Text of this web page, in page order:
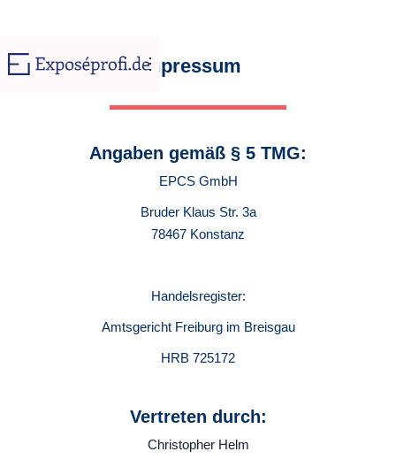
Impressum
Angaben gemäß § 5 TMG:
EPCS GmbH
Bruder Klaus Str. 3a
78467 Konstanz
Handelsregister:
Amtsgericht Freiburg im Breisgau
HRB 725172
Vertreten durch:
Christopher Helm